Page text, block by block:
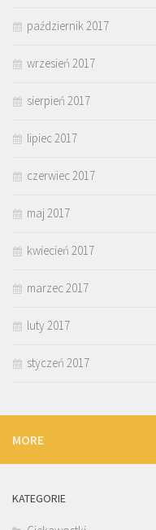
październik 2017
wrzesień 2017
sierpień 2017
lipiec 2017
czerwiec 2017
maj 2017
kwiecień 2017
marzec 2017
luty 2017
styczeń 2017
MORE
KATEGORIE